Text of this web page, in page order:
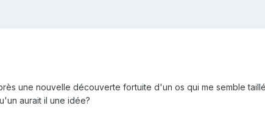
une nouvelle découverte fortuite d'un os qui me semble
aurait il une idée?